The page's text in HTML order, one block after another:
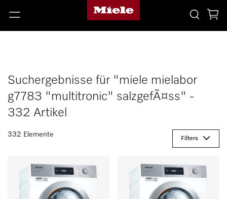
Suchergebnisse für "miele mielabor
g7783 "multitronic" salzgefÃ¤ss" -
332 Artikel
332 Elemente
Filters